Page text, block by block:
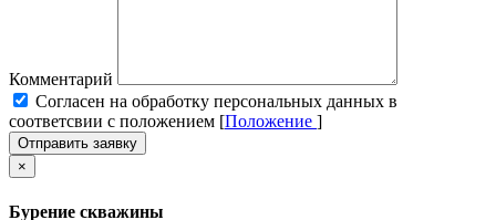
Комментарий
Cогласен на обработку персональных данных в
соответсвии с положением [Положение ]
Отправить заявку
×
Бурение скважины